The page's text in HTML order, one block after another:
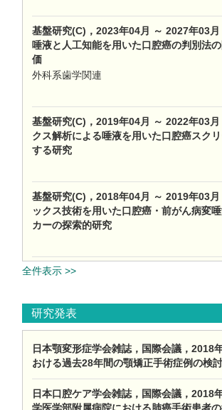
基盤研究(C)，2023年04月 ～ 2027年03月
唾液と人工知能を用いた口腔癌の判別法
価
外科系歯学関連
基盤研究(C)，2019年04月 ～ 2022年03月
クス解析による唾液を用いた口腔癌スク
する研究
基盤研究(C)，2018年04月 ～ 2019年03月
ックス技術を用いた口腔癌・前がん病変
カーの探索的研究
全件表示 >>
研究発表
日本顎変形症学会雑誌，国際会議，2018
おける過去28年間の顎矯正手術症例の検
日本口腔ケア学会雑誌，国際会議，2018
学医学部附属病院における肺癌手術患者